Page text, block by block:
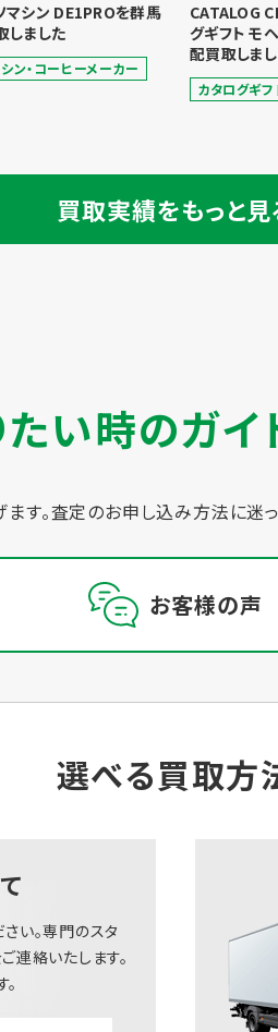
マシン DE1PROを群馬
しました
ン・コーヒーメーカー
CATALOG
グギフト モ
配買取しま
カタログギフ
買取実績をもっと見
たい時のガイ
す。査定のお申し込み方法に迷
お客様の声
選べる買取方
い。専門のスタ
連絡いたします。